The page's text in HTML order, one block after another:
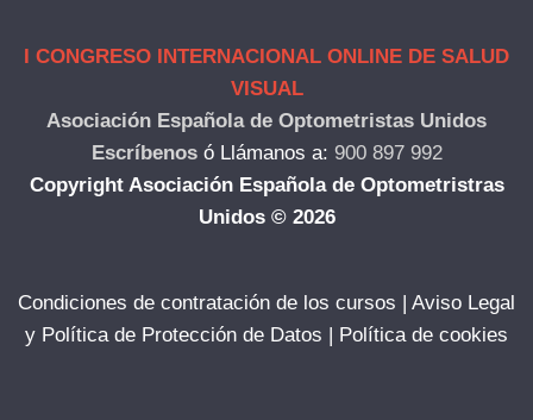
I CONGRESO INTERNACIONAL ONLINE DE SALUD
VISUAL
Asociación Española de Optometristas Unidos
Escríbenos ó Llámanos a: 900 897 992
Copyright Asociación Española de Optometristras
Unidos © 2026
Condiciones de contratación de los cursos | Aviso Legal
y Política de Protección de Datos | Política de cookies